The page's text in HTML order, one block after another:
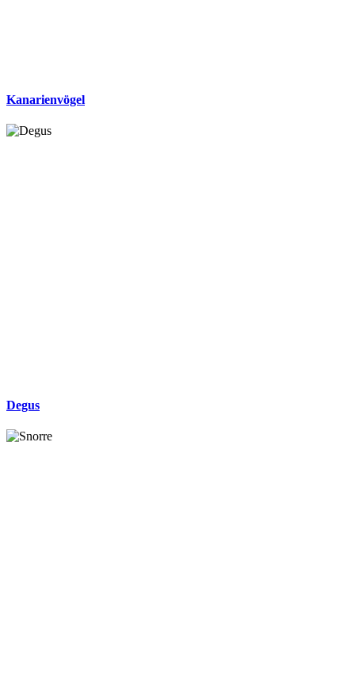
Kanarienvögel
Degus